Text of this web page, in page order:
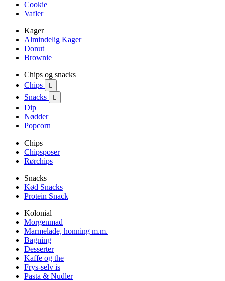
Cookie
Vafler
Kager
Almindelig Kager
Donut
Brownie
Chips og snacks
Chips

Snacks 
Dip
Nødder
Popcorn
Chips
Chipsposer
Rørchips
Snacks
Kød Snacks
Protein Snack
Kolonial
Morgenmad
Marmelade, honning m.m.
Bagning
Desserter
Kaffe og the
Frys-selv is
Pasta & Nudler